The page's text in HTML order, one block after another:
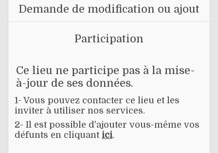
Demande de modification ou ajout
Participation
Ce lieu ne participe pas à la mise-
à-jour de ses données.
1- Vous pouvez contacter ce lieu et les
inviter à utiliser nos services.
2- Il est possible d'ajouter vous-même vos
défunts en cliquant ici.